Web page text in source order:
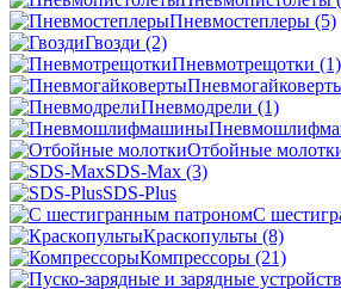
Пневмостеплеры (5)
Гвозди (2)
Пневмотрещотки (1)
Пневмодрели (1)
Отбойные
SDS-Max (3)
SDS-Plus
C
Краскопульты (8)
Компрессоры (21)